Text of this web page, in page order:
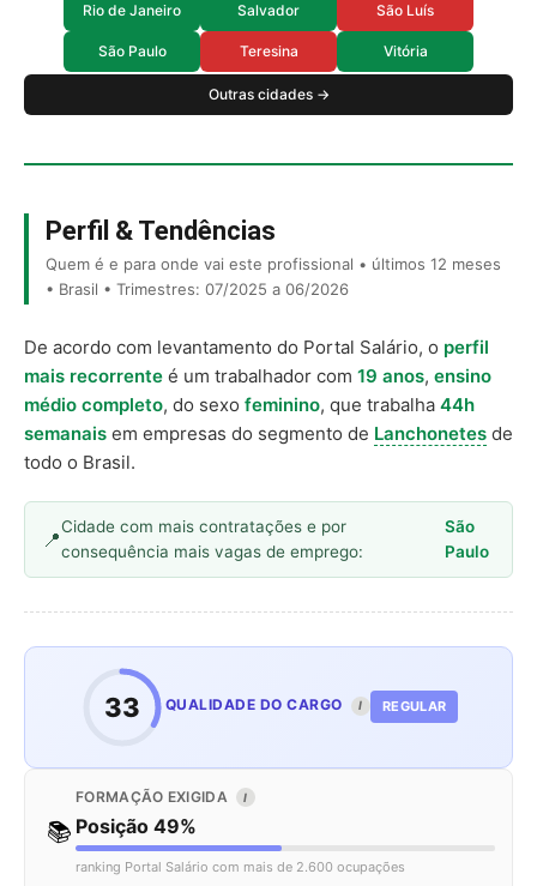
Rio de Janeiro Salvador São Luís
São Paulo Teresina Vitória
Outras cidades →
Perfil & Tendências
Quem é e para onde vai este profissional • últimos 12 meses
• Brasil • Trimestres: 07/2025 a 06/2026
De acordo com levantamento do Portal Salário, o perfil
mais recorrente é um trabalhador com 19 anos, ensino
médio completo, do sexo feminino, que trabalha 44h
semanais em empresas do segmento de Lanchonetes de
todo o Brasil.
Cidade com mais contratações e por
consequência mais vagas de emprego:
São
Paulo
33 QUALIDADE DO CARGO I REGULAR
📚
FORMAÇÃO EXIGIDA I
Posição 49%
ranking Portal Salário com mais de 2.600 ocupações